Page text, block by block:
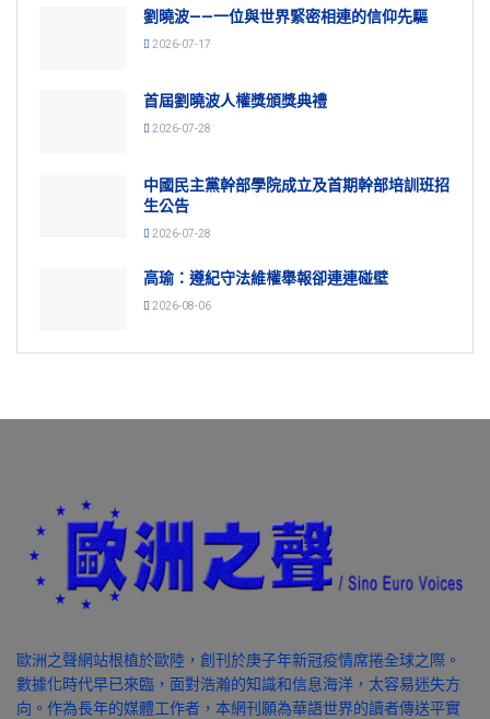
劉曉波——一位與世界緊密相連的信仰先驅
2026-07-17
首屆劉曉波人權獎頒獎典禮
2026-07-28
中國民主黨幹部學院成立及首期幹部培訓班招
生公告
2026-07-28
高瑜：遵紀守法維權舉報卻連連碰壁
2026-08-06
歐洲之聲網站根植於歐陸，創刊於庚子年新冠疫情席捲全球之際。
數據化時代早已來臨，面對浩瀚的知識和信息海洋，太容易迷失方
向。作為長年的媒體工作者，本網刊願為華語世界的讀者傳送平實